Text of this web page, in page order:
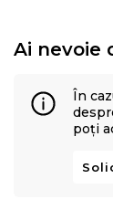
Ai nevoie
În
poți